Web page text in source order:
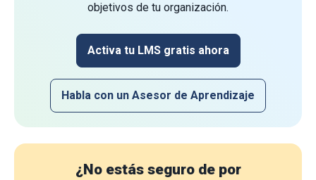
objetivos de tu organización.
Activa tu LMS gratis ahora
Habla con un Asesor de Aprendizaje
¿No estás seguro de por